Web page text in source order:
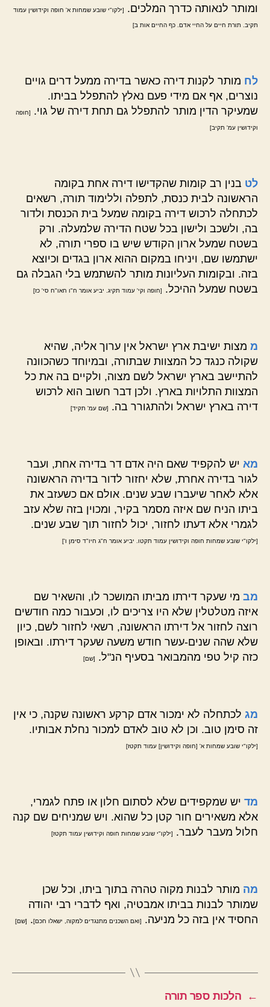
ומותר לנאותה כדרך המלכים.
[ילקו"י שובע שמחות א' חופה וקידושין עמוד
תקיב. תורת חיים על החיי אדם. כף החיים אות ב]
לח מותר לקנות דירה כאשר בדירה ממעל דרים גויים
נוצרים, אף אם מידי פעם נאלץ להתפלל בביתו.
שמעיקר הדין מותר להתפלל גם תחת דירה של גוי.
[חופה
וקידושין עמ' תקיב]
לט בנין רב קומות שהקדישו דירה אחת בקומה
הראשונה לבית כנסת, לתפלה וללימוד תורה, רשאים
לכתחלה לרכוש דירה בקומה שמעל בית הכנסת ולדור
בה, ולשכב ולישון בכל שטח הדירה שלמעלה. ורק
בשטח שמעל ארון הקודש שיש בו ספרי תורה, לא
ישתמשו שם, ויניחו במקום ההוא ארון בגדים וכיוצא
בזה. ובקומות העליונות מותר להשתמש בלי הגבלה גם
בשטח שמעל ההיכל.
[חופה וקי' עמוד תקיג. יביע אומר ח"ו חאו"ח סי' כז]
מ מצות ישיבת ארץ ישראל אין ערוך אליה, שהיא
שקולה כנגד כל המצוות שבתורה, ובמיוחד כשהכוונה
להתיישב בארץ ישראל לשם מצוה, ולקיים בה את כל
המצוות התלויות בארץ. ולכן דבר חשוב הוא לרכוש
דירה בארץ ישראל ולהתגורר בה.
[שם עמ' תקיד]
מא יש להקפיד שאם היה אדם דר בדירה אחת, ועבר
לגור בדירה אחרת, שלא יחזור לדור בדירה הראשונה
אלא לאחר שיעברו שבע שנים. אולם אם כשעזב את
ביתו הניח שם איזה מסמר בקיר, ומכוין בזה שלא עזב
לגמרי אלא דעתו לחזור, יכול לחזור תוך שבע שנים.
[ילקו"י שובע שמחות חופה וקידושין עמוד תקטו. יביע אומר ח"ג חיו"ד סימן ו']
מב מי שעקר דירתו מביתו המושכר לו, והשאיר שם
איזה מטלטלין שלא היו צריכים לו, וכעבור כמה חודשים
רוצה לחזור אל דירתו הראשונה, רשאי לחזור לשם, כיון
שלא שהה שנים-עשר חודש משעה שעקר דירתו. ובאופן
כזה קיל טפי מהמבואר בסעיף הנ"ל.
[שם]
מג לכתחלה לא ימכור אדם קרקע ראשונה שקנה, כי אין
זה סימן טוב. וכן לא טוב לאדם למכור נחלת אבותיו.
[ילקו"י שובע שמחות א' [חופה וקידושין] עמוד תקטז]
מד יש שמקפידים שלא לסתום חלון או פתח לגמרי,
אלא משאירים חור קטן כל שהוא. ויש שמניחים שם קנה
חלול מעבר לעבר.
[ילקו"י שובע שמחות חופה וקידושין עמוד תקטז]
מה מותר לבנות מקוה טהרה בתוך ביתו, וכל שכן
שמותר לבנות בביתו אמבטיה, ואף לדברי רבי יהודה
החסיד אין בזה כל מניעה.
[ואם השכנים מתנגדים למקוה, ישאלו חכם]. [שם]
←
הלכות ספר תורה